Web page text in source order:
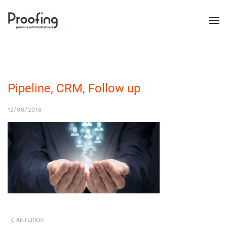
Pipeline, CRM, Follow up
12/08/2018
ANTERIOR